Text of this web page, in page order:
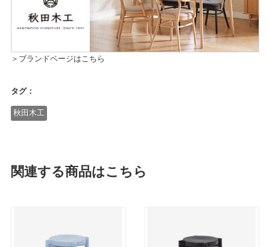
＞ブランドページはこちら
タグ：
秋田木工
関連する商品はこちら